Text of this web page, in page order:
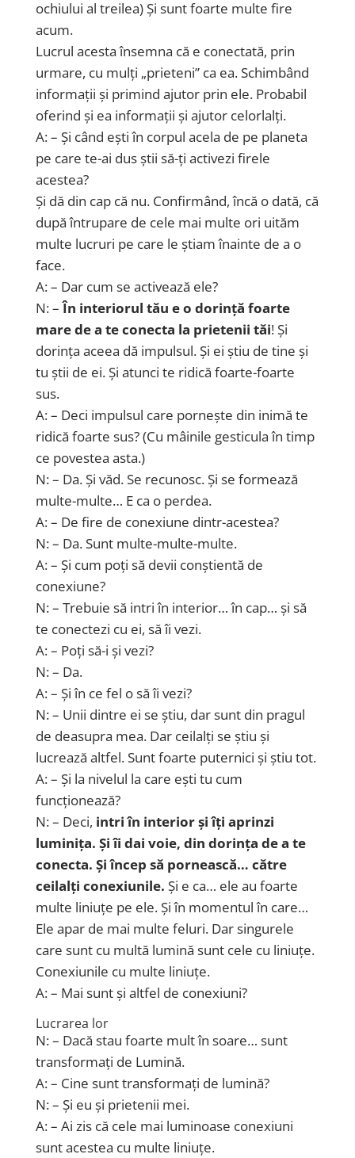
ochiului al treilea) Și sunt foarte multe fire
acum.
Lucrul acesta însemna că e conectată, prin
urmare, cu mulți „prieteni” ca ea. Schimbând
informații și primind ajutor prin ele. Probabil
oferind și ea informații și ajutor celorlalți.
A: – Și când ești în corpul acela de pe planeta
pe care te-ai dus știi să-ți activezi firele
acestea?
Și dă din cap că nu. Confirmând, încă o dată, că
după întrupare de cele mai multe ori uităm
multe lucruri pe care le știam înainte de a o
face.
A: – Dar cum se activează ele?
N: –În interiorul tău e o dorință foarte
mare de a te conecta la prietenii tăi! Și
dorința aceea dă impulsul. Și ei știu de tine și
tu știi de ei. Și atunci te ridică foarte-foarte
sus.
A: – Deci impulsul care pornește din inimă te
ridică foarte sus? (Cu mâinile gesticula în timp
ce povestea asta.)
N: – Da. Și văd. Se recunosc. Și se formează
multe-multe… E ca o perdea.
A: – De fire de conexiune dintr-acestea?
N: – Da. Sunt multe-multe-multe.
A: – Și cum poți să devii conștientă de
conexiune?
N: – Trebuie să intri în interior… în cap… și să
te conectezi cu ei, să îi vezi.
A: – Poți să-i și vezi?
N: – Da.
A: – Și în ce fel o să îi vezi?
N: – Unii dintre ei se știu, dar sunt din pragul
de deasupra mea. Dar ceilalți se știu și
lucrează altfel. Sunt foarte puternici și știu tot.
A: – Și la nivelul la care ești tu cum
funcționează?
N: – Deci, intri în interior și îți aprinzi
luminița. Și îi dai voie, din dorința de a te
conecta. Și încep să pornească… către
ceilalți conexiunile. Și e ca… ele au foarte
multe liniuțe pe ele. Și în momentul în care…
Ele apar de mai multe feluri. Dar singurele
care sunt cu multă lumină sunt cele cu liniuțe.
Conexiunile cu multe liniuțe.
A: – Mai sunt și altfel de conexiuni?
Lucrarea lor
N: – Dacă stau foarte mult în soare… sunt
transformați de Lumină.
A: – Cine sunt transformați de lumină?
N: – Și eu și prietenii mei.
A: – Ai zis că cele mai luminoase conexiuni
sunt acestea cu multe liniuțe.